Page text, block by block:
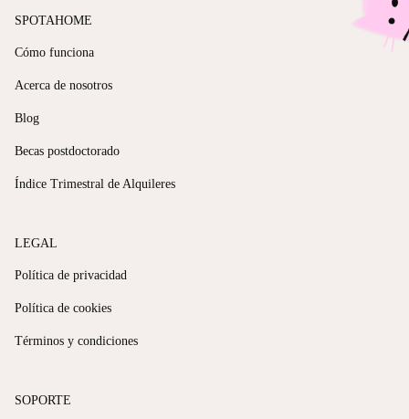
SPOTAHOME
Cómo funciona
Acerca de nosotros
Blog
Becas postdoctorado
Índice Trimestral de Alquileres
LEGAL
Política de privacidad
Política de cookies
Términos y condiciones
SOPORTE